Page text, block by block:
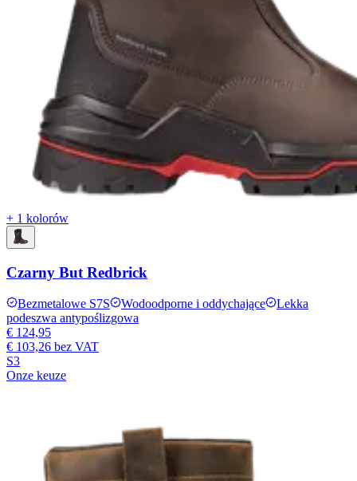
+ 1 kolorów
Czarny But Redbrick
Bezmetalowe S7S Wodoodporne i oddychające
Lekka
podeszwa antypoślizgowa
€ 124,95
€ 103,26 bez VAT
S3
Onze keuze